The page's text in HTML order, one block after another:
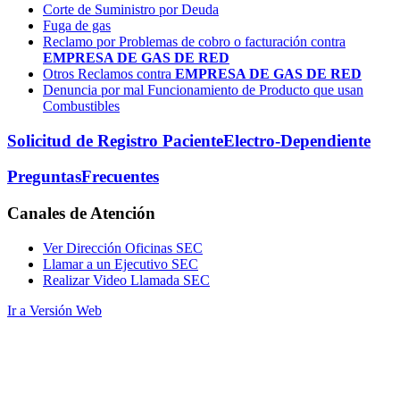
Corte de Suministro por Deuda
Fuga de gas
Reclamo por Problemas de cobro o facturación contra
EMPRESA DE GAS DE RED
Otros Reclamos contra EMPRESA DE GAS DE RED
Denuncia por mal Funcionamiento de Producto que usan
Combustibles
Solicitud de Registro PacienteElectro-Dependiente
PreguntasFrecuentes
Canales de Atención
Ver Dirección Oficinas SEC
Llamar a un Ejecutivo SEC
Realizar Video Llamada SEC
Ir a Versión Web